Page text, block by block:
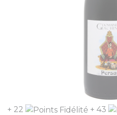
+ 22 + 43